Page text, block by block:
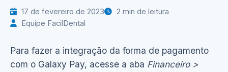
17 de fevereiro de 2023
2 min de leitura
Equipe FacilDental
Para fazer a integração da forma de pagamento
com o Galaxy Pay, acesse a aba Financeiro >